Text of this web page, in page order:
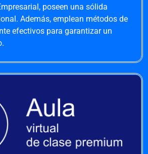
poseen una sólida
Además, emplean métodos de
efectivos para garantizar un